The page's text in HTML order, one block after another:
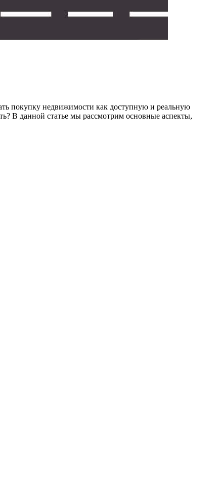
покупку недвижимости как доступную и реальную
В данной статье мы рассмотрим основные аспекты,